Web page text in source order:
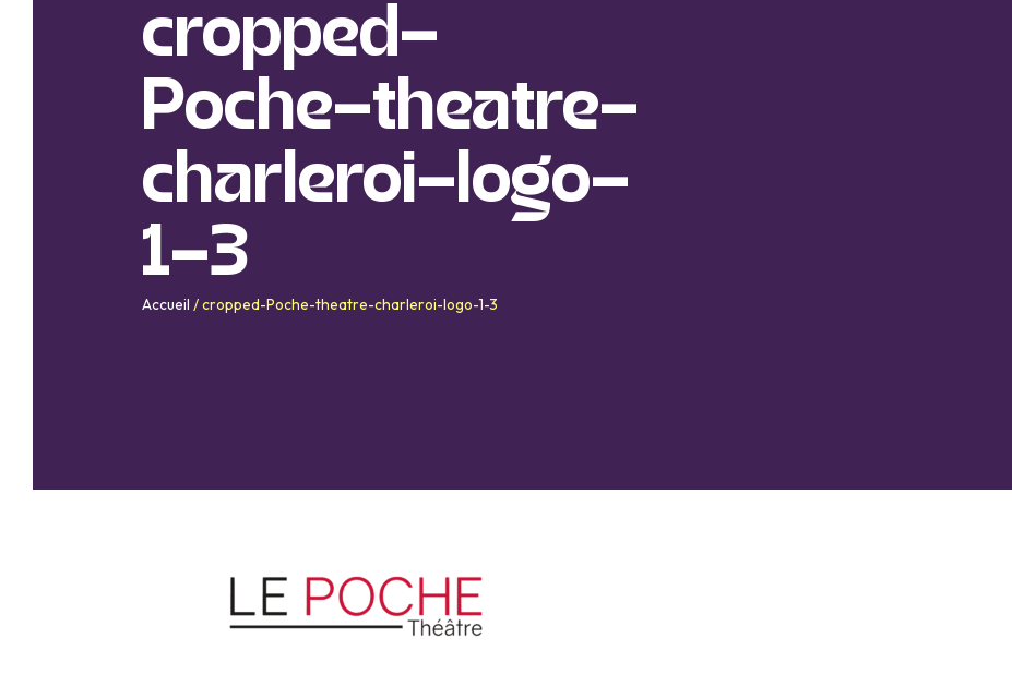
cropped-
Poche-theatre-
charleroi-logo-
1-3
Accueil /cropped-Poche-theatre-charleroi-logo-1-3